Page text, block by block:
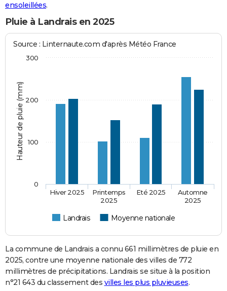
ensoleillées.
Pluie à Landrais en 2025
Hauteur de pluie (mm)
Source : Linternaute.com d'après Météo France
Landrais Moyenne nationale
Hiver 2025
Printemps
2025
Eté 2025
Automne
2025
0
100
200
300
La commune de Landrais a connu 661 millimètres de pluie en
2025, contre une moyenne nationale des villes de 772
millimètres de précipitations. Landrais se situe à la position
n°21 643 du classement des villes les plus pluvieuses.